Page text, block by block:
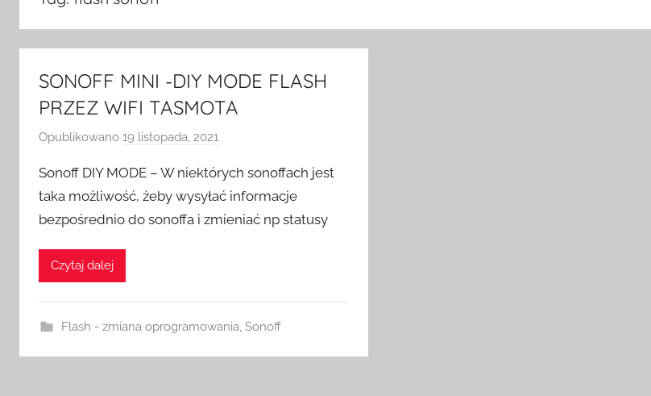
SONOFF MINI -DIY MODE FLASH
PRZEZ WIFI TASMOTA
Opublikowano 19 listopada, 2021
z
e
z
S
Sonoff DIY MODE – W niektórych sonoffach jest
taka możliwość, żeby wysyłać informacje
bezpośrednio do sonoffa i zmieniać np statusy
Czytaj dalej
Flash - zmiana oprogramowania Sonoff